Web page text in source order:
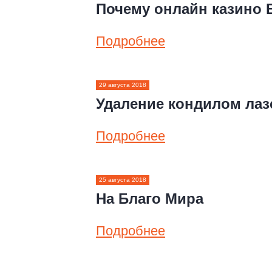
Почему онлайн казино
Подробнее
29 августа 2018
Удаление кондилом
Подробнее
25 августа 2018
На Благо Мира
Подробнее